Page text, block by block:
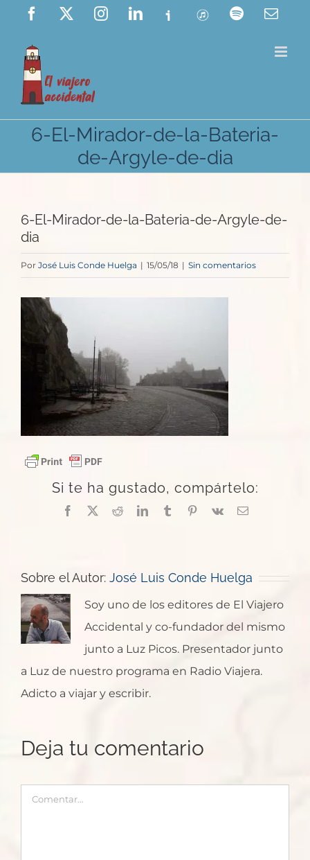
Saltar
contenido
Facebook InstagramLinkedIn
Ivoox ITunes Spotify
6-El-Mirador-de-la-Bateria-
de-Argyle-de-dia
6-El-Mirador-de-la-Bateria-de-Argyle-de-
dia
Por José Luis Conde Huelga | 15/05/18 | Sin comentarios
Si te ha gustado, compártelo:
Facebook
X RedditLinkedInTumblrPinterest
Vk
Correo
Sobre el Autor: José Luis Conde Huelga
Soy uno de los editores de El Viajero
Accidental y co-fundador del mismo
junto a Luz Picos. Presentador junto
a Luz de nuestro programa en Radio Viajera.
Adicto a viajar y escribir.
Deja tu comentario
Comentar